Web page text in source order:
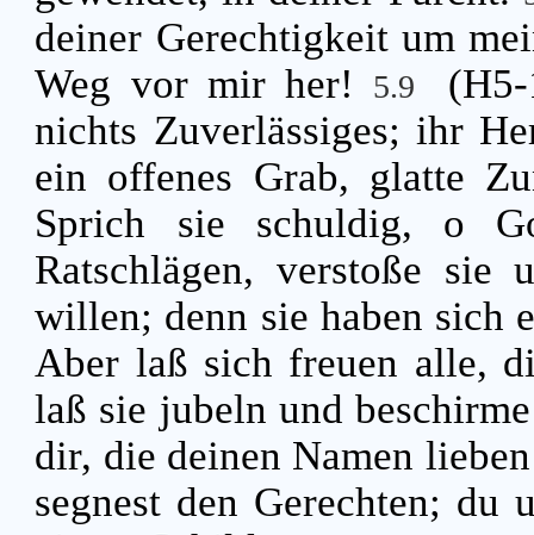
deiner Gerechtigkeit um
Weg vor mir her!
5.9
nichts Zuverlässiges; ihr
ein offenes Grab, glatte
Sprich sie schuldig, o
Ratschlägen, verstoße sie
willen; denn sie haben sich
Aber laß sich freuen alle,
laß sie jubeln und
dir, die deinen Namen
segnest den Gerechten;